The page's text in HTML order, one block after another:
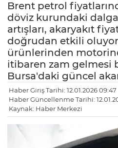
Brent petrol
döviz kurundaki
artışları, akaryakıt
doğrudan etkili
ürünlerinden
itibaren zam gelmesi
Bursa'daki güncel
Haber Giriş Tarihi: 12.01.2026 09:47
Haber Güncellenme Tarihi:
Kaynak: Haber Merkezi